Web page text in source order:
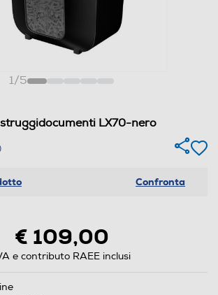
1/5
LX70-nero
Confronta
€ 109,00
e contributo RAEE inclusi